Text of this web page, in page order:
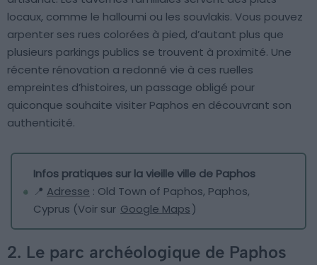
locaux, comme le halloumi ou les souvlakis. Vous pouvez
arpenter ses rues colorées à pied, d’autant plus que
plusieurs parkings publics se trouvent à proximité. Une
récente rénovation a redonné vie à ces ruelles
empreintes d’histoires, un passage obligé pour
quiconque souhaite visiter Paphos en découvrant son
authenticité.
Infos pratiques sur la vieille ville de Paphos
📍 Adresse : Old Town of Paphos, Paphos,
Cyprus (Voir sur Google Maps)
2. Le parc archéologique de Paphos